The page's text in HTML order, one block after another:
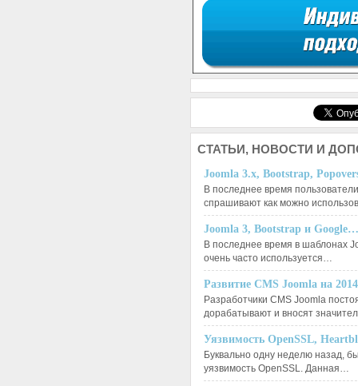
СТАТЬИ, НОВОСТИ И
Joomla 3.x, Bootstrap,
В последнее время
спрашивают как можно
Joomla 3, Bootstrap и Google…
В последнее время в шаблонах
очень часто используется…
Развитие CMS Joomla на
Разработчики CMS Joomla
дорабатывают и вносят
Уязвимость OpenSSL,
Буквально одну неделю назад,
уязвимость OpenSSL. Данная…